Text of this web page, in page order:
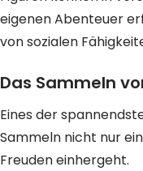
eigenen Abenteuer
von sozialen
Das Sammeln
Eines der
Sammeln nicht nur
Freuden einhergeht.